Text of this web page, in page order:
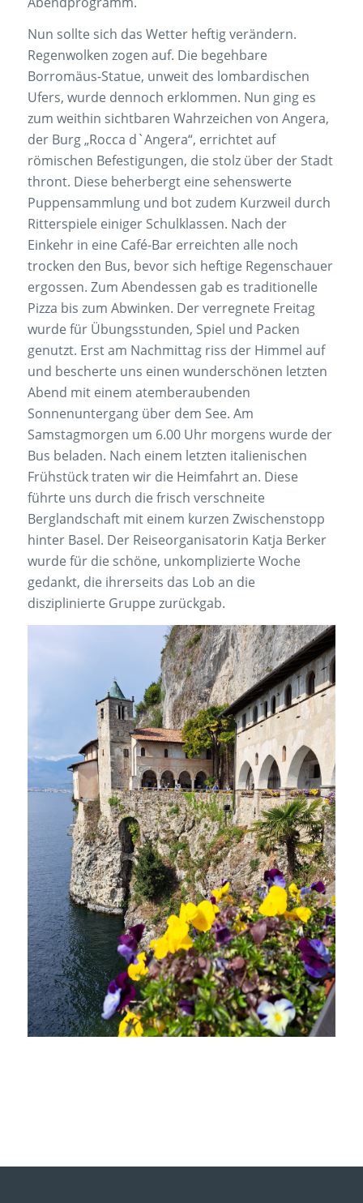
Nun sollte sich das Wetter heftig verändern.
Regenwolken zogen auf. Die begehbare
Borromäus-Statue, unweit des lombardischen
Ufers, wurde dennoch erklommen. Nun ging es
zum weithin sichtbaren Wahrzeichen von Angera,
der Burg „Rocca d`Angera“, errichtet auf
römischen Befestigungen, die stolz über der Stadt
thront. Diese beherbergt eine sehenswerte
Puppensammlung und bot zudem Kurzweil durch
Ritterspiele einiger Schulklassen. Nach der
Einkehr in eine Café-Bar erreichten alle noch
trocken den Bus, bevor sich heftige Regenschauer
ergossen. Zum Abendessen gab es traditionelle
Pizza bis zum Abwinken. Der verregnete Freitag
wurde für Übungsstunden, Spiel und Packen
genutzt. Erst am Nachmittag riss der Himmel auf
und bescherte uns einen wunderschönen letzten
Abend mit einem atemberaubenden
Sonnenuntergang über dem See. Am
Samstagmorgen um 6.00 Uhr morgens wurde der
Bus beladen. Nach einem letzten italienischen
Frühstück traten wir die Heimfahrt an. Diese
führte uns durch die frisch verschneite
Berglandschaft mit einem kurzen Zwischenstopp
hinter Basel. Der Reiseorganisatorin Katja Berker
wurde für die schöne, unkomplizierte Woche
gedankt, die ihrerseits das Lob an die
disziplinierte Gruppe zurückgab.